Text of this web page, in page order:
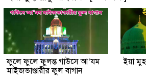
ফুলে ফুলে ফুলন্ত গাউসে আ’যম
মাইজভাণ্ডারীর ফুল বাগান
ইয়া